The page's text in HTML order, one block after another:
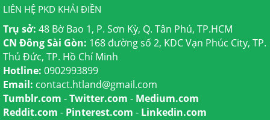
LIÊN HỆ PKD KHẢI ĐIỀN
Trụ sở: 48 Bờ Bao 1, P. Sơn Kỳ, Q. Tân Phú, TP.HCM
CN Đông Sài Gòn: 168 đường số 2, KDC Vạn Phúc City, TP.
Thủ Đức, TP. Hồ Chí Minh
Hotline: 0902993899
Email: contact.htland@gmail.com
Tumblr.com -Twitter.com - Medium.com
Reddit.com - Pinterest.com - Linkedin.com